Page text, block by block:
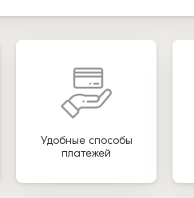
Удобные способы
платежей